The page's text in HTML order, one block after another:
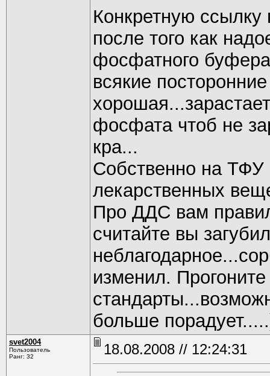
Конкретную
после того как
фосфатного
всякие
фосфата чтоб не
кра...
Собственно на ТФУ
лекарственных
Про ДДС вам
считайте вы
изменил.
больше
svet2004
Пользователь
Ранг: 32
18.08.2008 // 12:24:31